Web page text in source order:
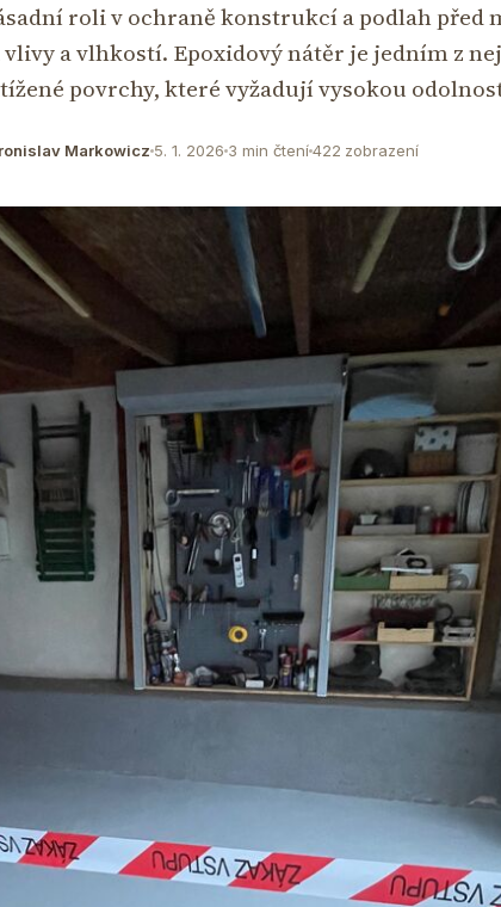
roli v ochraně konstrukcí a podlah před
a vlhkostí. Epoxidový nátěr je jedním z
povrchy, které vyžadují vysokou
Markowicz 5. 1. 2026 3 min čtení422 zobrazení